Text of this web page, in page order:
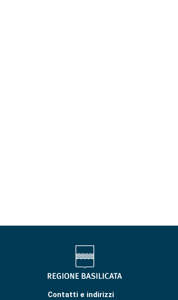
Contatti e indirizzi